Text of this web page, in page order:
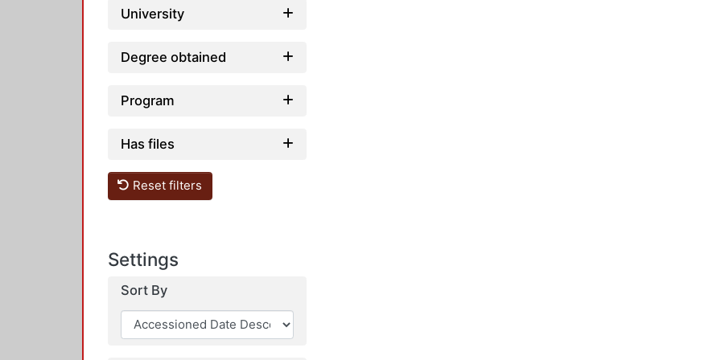
University
Degree obtained
Program
Has files
Reset filters
Settings
Sort By